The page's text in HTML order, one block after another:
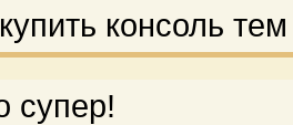
консоль
супер!